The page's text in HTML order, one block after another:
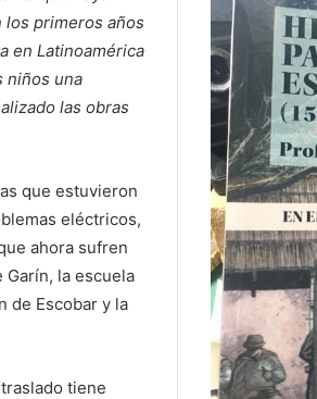
los primeros años
en Latinoamérica
niños una
las obras
que estuvieron
eléctricos,
ahora sufren
Garín, la escuela
de Escobar y la
tiene